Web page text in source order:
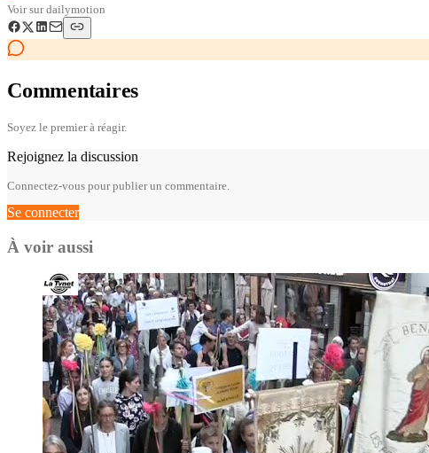
Voir surdailymotion
Commentaires
Soyez le premier à réagir.
Rejoignez la discussion
Connectez-vous pour publier un commentaire.
Se connecter
À voir aussi